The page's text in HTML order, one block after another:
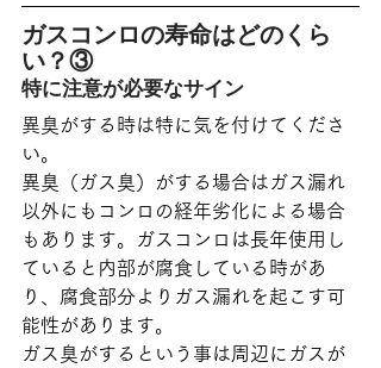
ガスコンロの寿命はどのくら
い？③
特に注意が必要なサイン
異臭がする時は特に気を付けてくださ
い。
異臭（ガス臭）がする場合はガス漏れ
以外にもコンロの経年劣化による場合
もあります。ガスコンロは長年使用し
ていると内部が腐食している時があ
り、腐食部分よりガス漏れを起こす可
能性があります。
ガス臭がするという事は周辺にガスが